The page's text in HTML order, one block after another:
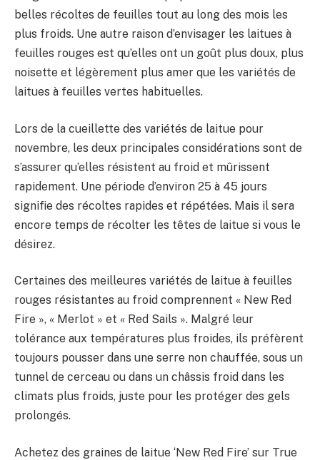
belles récoltes de feuilles tout au long des mois les
plus froids. Une autre raison d’envisager les laitues à
feuilles rouges est qu’elles ont un goût plus doux, plus
noisette et légèrement plus amer que les variétés de
laitues à feuilles vertes habituelles.
Lors de la cueillette des variétés de laitue pour
novembre, les deux principales considérations sont de
s’assurer qu’elles résistent au froid et mûrissent
rapidement. Une période d’environ 25 à 45 jours
signifie des récoltes rapides et répétées. Mais il sera
encore temps de récolter les têtes de laitue si vous le
désirez.
Certaines des meilleures variétés de laitue à feuilles
rouges résistantes au froid comprennent « New Red
Fire », « Merlot » et « Red Sails ». Malgré leur
tolérance aux températures plus froides, ils préfèrent
toujours pousser dans une serre non chauffée, sous un
tunnel de cerceau ou dans un châssis froid dans les
climats plus froids, juste pour les protéger des gels
prolongés.
Achetez des graines de laitue ‘New Red Fire’ sur True